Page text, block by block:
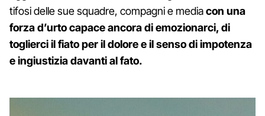
tifosi delle sue squadre, compagni e mediacon una
forza d’urto capace ancora di emozionarci, di
toglierci il fiato per il dolore e il senso di impotenza
e ingiustizia davanti al fato.